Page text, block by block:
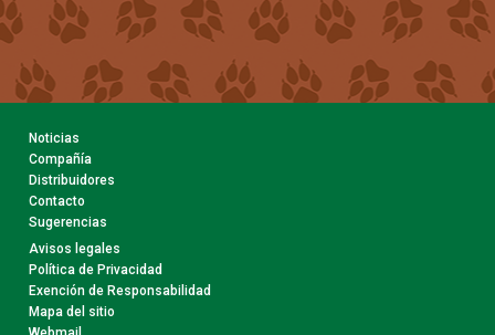
Noticias
Compañía
Distribuidores
Contacto
Sugerencias
Avisos legales
Política de Privacidad
Exención de Responsabilidad
Mapa del sitio